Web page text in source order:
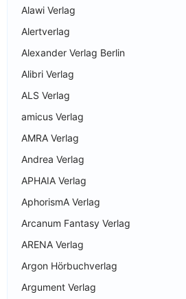
Alawi Verlag
Alertverlag
Alexander Verlag Berlin
Alibri Verlag
ALS Verlag
amicus Verlag
AMRA Verlag
Andrea Verlag
APHAIA Verlag
AphorismA Verlag
Arcanum Fantasy Verlag
ARENA Verlag
Argon Hörbuchverlag
Argument Verlag